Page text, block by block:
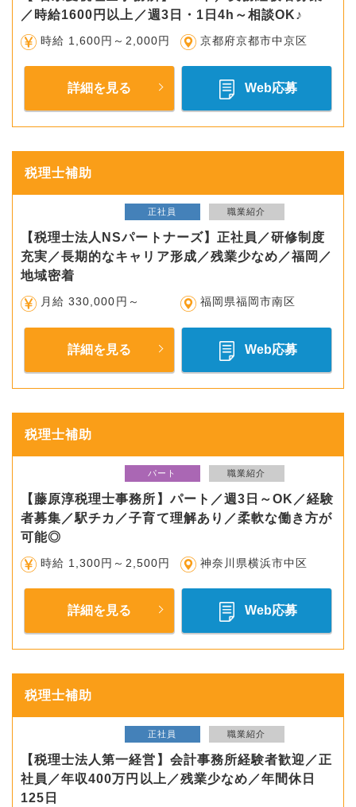
／時給1600円以上／週3日・1日4h～相談OK♪
時給 1,600円～2,000円 京都府京都市中京区
詳細を見る Web応募
税理士補助
正社員 職業紹介
【税理士法人NSパートナーズ】正社員／研修制度
充実／長期的なキャリア形成／残業少なめ／福岡／
地域密着
月給 330,000円～ 福岡県福岡市南区
詳細を見る Web応募
税理士補助
パート 職業紹介
【藤原淳税理士事務所】パート／週3日～OK／経験
者募集／駅チカ／子育て理解あり／柔軟な働き方が
可能◎
時給 1,300円～2,500円 神奈川県横浜市中区
詳細を見る Web応募
税理士補助
正社員 職業紹介
【税理士法人第一経営】会計事務所経験者歓迎／正
社員／年収400万円以上／残業少なめ／年間休日
125日